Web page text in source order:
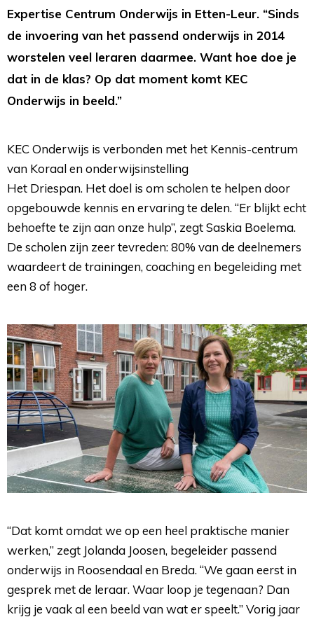
Expertise Centrum Onderwijs in Etten-Leur. “Sinds
de invoering van het passend onderwijs in 2014
worstelen veel leraren daarmee. Want hoe doe je
dat in de klas? Op dat moment komt KEC
Onderwijs in beeld.”
KEC Onderwijs is verbonden met het Kennis-centrum
van Koraal en onderwijsinstelling
Het Driespan. Het doel is om scholen te helpen door
opgebouwde kennis en ervaring te delen. “Er blijkt echt
behoefte te zijn aan onze hulp”, zegt Saskia Boelema.
De scholen zijn zeer tevreden: 80% van de deelnemers
waardeert de trainingen, coaching en begeleiding met
een 8 of hoger.
“Dat komt omdat we op een heel praktische manier
werken,” zegt Jolanda Joosen, begeleider passend
onderwijs in Roosendaal en Breda. “We gaan eerst in
gesprek met de leraar. Waar loop je tegenaan? Dan
krijg je vaak al een beeld van wat er speelt.” Vorig jaar